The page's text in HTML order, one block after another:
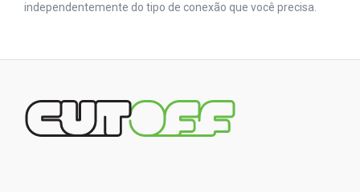
independentemente do tipo de conexão que você precisa.